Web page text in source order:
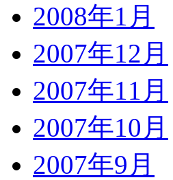
2008年1月
2007年12月
2007年11月
2007年10月
2007年9月